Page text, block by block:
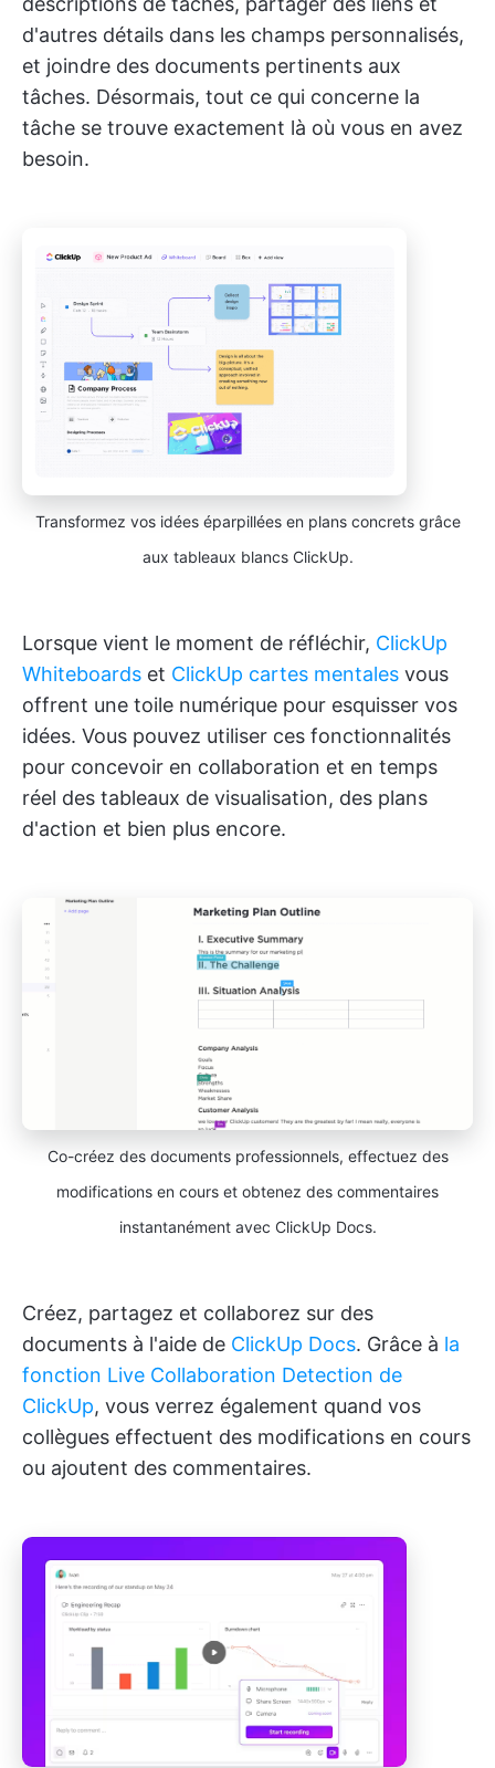
d'autres détails dans les champs personnalisés,
et joindre des documents pertinents aux
tâches. Désormais, tout ce qui concerne la
tâche se trouve exactement là où vous en avez
besoin.
Transformez vos idées éparpillées en plans concrets grâce
aux tableaux blancs ClickUp.
Lorsque vient le moment de réfléchir, ClickUp
Whiteboards et ClickUp cartes mentales vous
offrent une toile numérique pour esquisser vos
idées. Vous pouvez utiliser ces fonctionnalités
pour concevoir en collaboration et en temps
réel des tableaux de visualisation, des plans
d'action et bien plus encore.
Co-créez des documents professionnels, effectuez des
modifications en cours et obtenez des commentaires
instantanément avec ClickUp Docs.
Créez, partagez et collaborez sur des
documents à l'aide de ClickUp Docs. Grâce à la
fonction Live Collaboration Detection de
ClickUp, vous verrez également quand vos
collègues effectuent des modifications en cours
ou ajoutent des commentaires.